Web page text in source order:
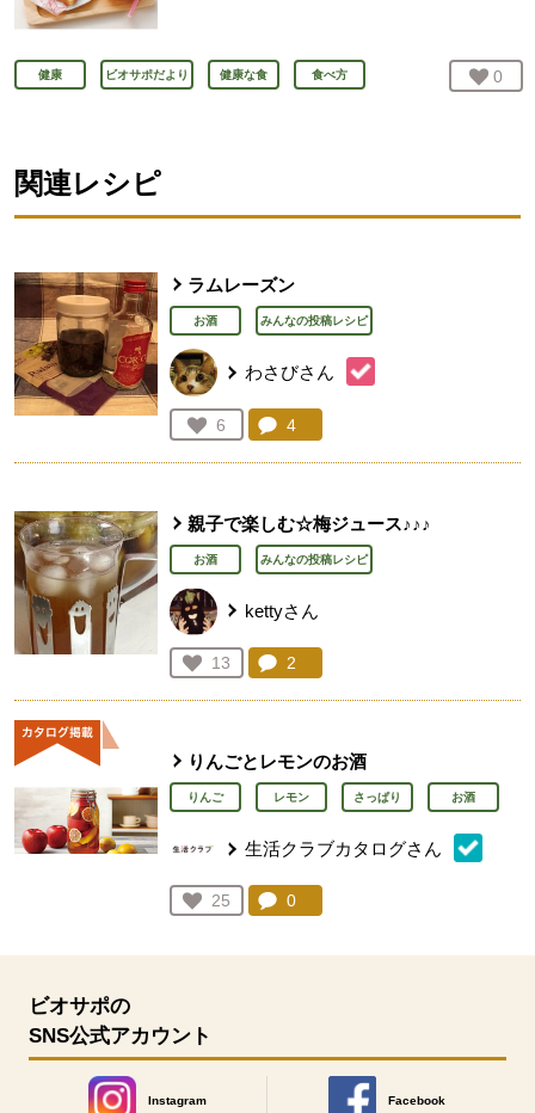
健康 ビオサポだより 健康な食 食べ方 お気
0
関連レシピ
ラムレーズン
お酒 みんなの投稿レシピ
わさびさん
お気に入り登録：
6
人が登録
コメント：
4
親子で楽しむ☆梅ジュース♪♪♪
お酒 みんなの投稿レシピ
kettyさん
お気に入り登録：
13
人が登録
コメント：
2
りんごとレモンのお酒
りんご レモン さっぱり お酒
生活クラブカタログさん
お気に入り登録：
25
人が登録
コメント：
0
ビオサポの
SNS公式アカウント
Instagram
別のウィンドウで開きます。
Facebook
別のウィンドウで開きます